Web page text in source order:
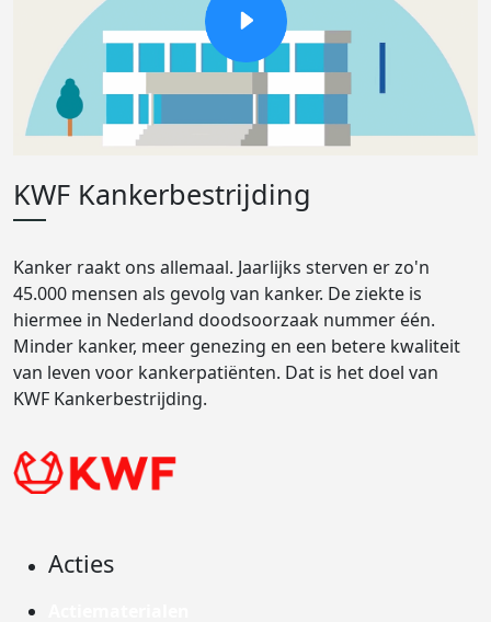
KWF Kankerbestrijding
Kanker raakt ons allemaal. Jaarlijks sterven er zo'n
45.000 mensen als gevolg van kanker. De ziekte is
hiermee in Nederland doodsoorzaak nummer één.
Minder kanker, meer genezing en een betere kwaliteit
van leven voor kankerpatiënten. Dat is het doel van
KWF Kankerbestrijding.
Acties